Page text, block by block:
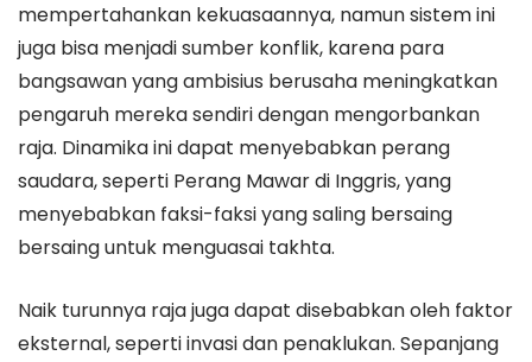
mempertahankan kekuasaannya, namun sistem ini
juga bisa menjadi sumber konflik, karena para
bangsawan yang ambisius berusaha meningkatkan
pengaruh mereka sendiri dengan mengorbankan
raja. Dinamika ini dapat menyebabkan perang
saudara, seperti Perang Mawar di Inggris, yang
menyebabkan faksi-faksi yang saling bersaing
bersaing untuk menguasai takhta.
Naik turunnya raja juga dapat disebabkan oleh faktor
eksternal, seperti invasi dan penaklukan. Sepanjang